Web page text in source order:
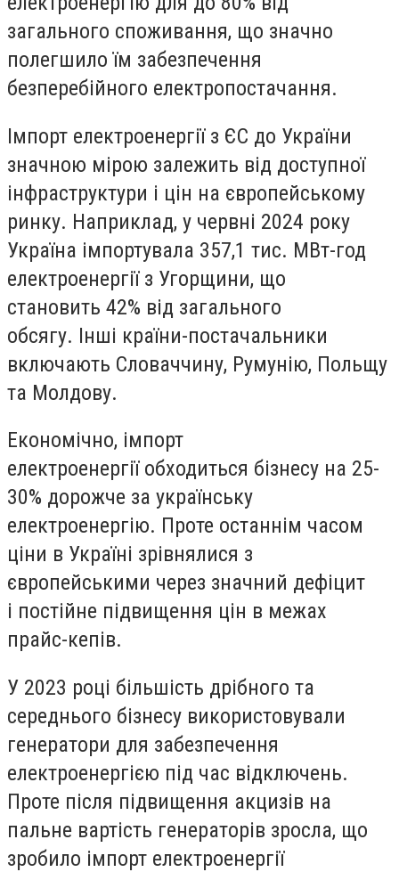
загального споживання, що значно
полегшило їм забезпечення
безперебійного електропостачання.
Імпорт електроенергії з ЄС до України
значною мірою залежить від доступної
інфраструктури і цін на європейському
ринку. Наприклад, у червні 2024 року
Україна імпортувала 357,1 тис. МВт-год
електроенергії з Угорщини, що
становить 42% від загального
обсягу. Інші країни-постачальники
включають Словаччину, Румунію, Польщу
та Молдову.
Економічно, імпорт
електроенергії обходиться бізнесу на 25-
30% дорожче за українську
електроенергію. Проте останнім часом
ціни в Україні зрівнялися з
європейськими через значний дефіцит
і постійне підвищення цін в межах
прайс-кепів.
У 2023 році більшість дрібного та
середнього бізнесу використовували
генератори для забезпечення
електроенергією під час відключень.
Проте після підвищення акцизів на
пальне вартість генераторів зросла, що
зробило імпорт електроенергії